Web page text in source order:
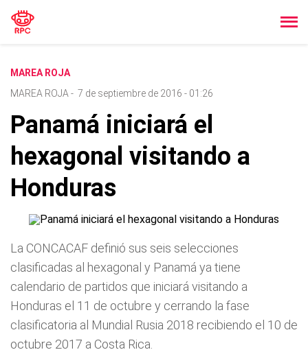
MAREA ROJA
MAREA ROJA - 7 de septiembre de 2016 - 01:26
Panamá iniciará el
hexagonal visitando a
Honduras
La CONCACAF definió sus seis selecciones
clasificadas al hexagonal y Panamá ya tiene
calendario de partidos que iniciará visitando a
Honduras el 11 de octubre y cerrando la fase
clasificatoria al Mundial Rusia 2018 recibiendo el 10 de
octubre 2017 a Costa Rica.